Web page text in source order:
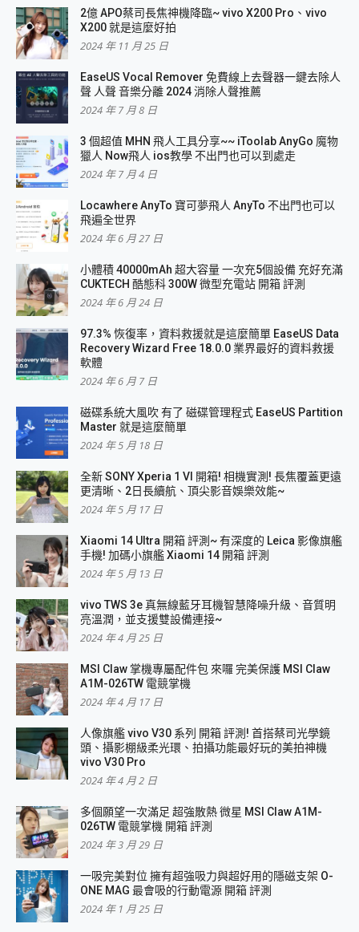
2億 APO蔡司長焦神機降臨~ vivo X200 Pro、vivo
X200 就是這麼好拍
2024 年 11 月 25 日
EaseUS Vocal Remover 免費線上去聲器一鍵去除人
聲 人聲 音樂分離 2024 消除人聲推薦
2024 年 7 月 8 日
3 個超值 MHN 飛人工具分享~~ iToolab AnyGo 魔物
獵人 Now飛人 ios教學 不出門也可以到處走
2024 年 7 月 4 日
Locawhere AnyTo 寶可夢飛人 AnyTo 不出門也可以
飛遍全世界
2024 年 6 月 27 日
小體積 40000mAh 超大容量 一次充5個設備 充好充滿
CUKTECH 酷態科 300W 微型充電站 開箱 評測
2024 年 6 月 24 日
97.3% 恢復率，資料救援就是這麼簡單 EaseUS Data
Recovery Wizard Free 18.0.0 業界最好的資料救援
軟體
2024 年 6 月 7 日
磁碟系統大風吹 有了 磁碟管理程式 EaseUS Partition
Master 就是這麼簡單
2024 年 5 月 18 日
全新 SONY Xperia 1 VI 開箱! 相機實測! 長焦覆蓋更遠
更清晰、2日長續航、頂尖影音娛樂效能~
2024 年 5 月 17 日
Xiaomi 14 Ultra 開箱 評測~ 有深度的 Leica 影像旗艦
手機! 加碼小旗艦 Xiaomi 14 開箱 評測
2024 年 5 月 13 日
vivo TWS 3e 真無線藍牙耳機智慧降噪升級、音質明
亮溫潤，並支援雙設備連接~
2024 年 4 月 25 日
MSI Claw 掌機專屬配件包 來囉 完美保護 MSI Claw
A1M-026TW 電競掌機
2024 年 4 月 17 日
人像旗艦 vivo V30 系列 開箱 評測! 首搭蔡司光學鏡
頭、攝影棚級柔光環、拍攝功能最好玩的美拍神機
vivo V30 Pro
2024 年 4 月 2 日
多個願望一次滿足 超強散熱 微星 MSI Claw A1M-
026TW 電競掌機 開箱 評測
2024 年 3 月 29 日
一吸完美對位 擁有超強吸力與超好用的隱磁支架 O-
ONE MAG 最會吸的行動電源 開箱 評測
2024 年 1 月 25 日